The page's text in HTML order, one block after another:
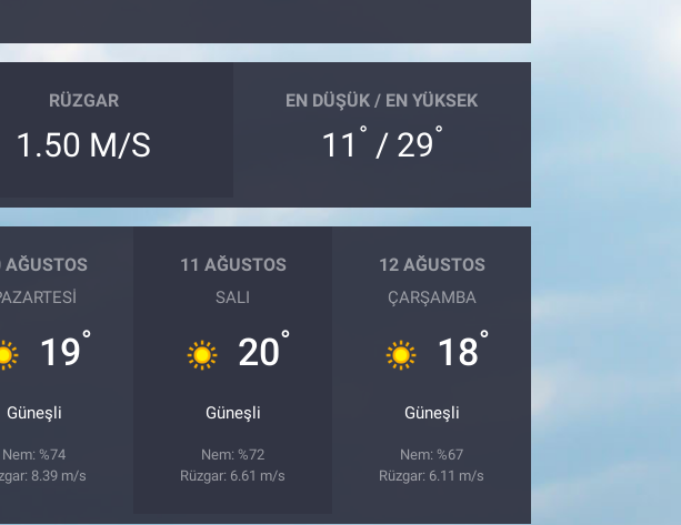
RÜZGAR
1.50 M/S
EN DÜŞÜK / EN YÜKSEK
11 ° / 29°
AĞUSTOS
19°
Güneşli
Nem: %74
8.39 m/s
11 AĞUSTOS
SALI
20°
Güneşli
Nem: %72
Rüzgar: 6.61 m/s
12 AĞUSTOS
ÇARŞAMBA
18°
Güneşli
Nem: %67
Rüzgar: 6.11 m/s